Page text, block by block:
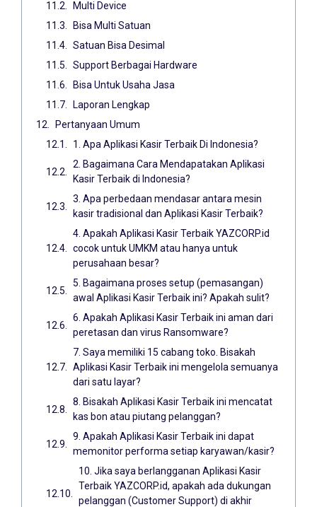
Multi Device
Bisa Multi Satuan
Satuan Bisa Desimal
Support Berbagai Hardware
Bisa Untuk Usaha Jasa
Laporan Lengkap
Pertanyaan Umum
1. Apa Aplikasi Kasir Terbaik Di Indonesia?
2. Bagaimana Cara Mendapatakan Aplikasi
Kasir Terbaik di Indonesia?
3. Apa perbedaan mendasar antara mesin
kasir tradisional dan Aplikasi Kasir Terbaik?
4. Apakah Aplikasi Kasir Terbaik YAZCORP.id
cocok untuk UMKM atau hanya untuk
perusahaan besar?
5. Bagaimana proses setup (pemasangan)
awal Aplikasi Kasir Terbaik ini? Apakah sulit?
6. Apakah Aplikasi Kasir Terbaik ini aman dari
peretasan dan virus Ransomware?
7. Saya memiliki 15 cabang toko. Bisakah
Aplikasi Kasir Terbaik ini mengelola semuanya
dari satu layar?
8. Bisakah Aplikasi Kasir Terbaik ini mencatat
kas bon atau piutang pelanggan?
9. Apakah Aplikasi Kasir Terbaik ini dapat
memonitor performa setiap karyawan/kasir?
10. Jika saya berlangganan Aplikasi Kasir
Terbaik YAZCORP.id, apakah ada dukungan
pelanggan (Customer Support) di akhir